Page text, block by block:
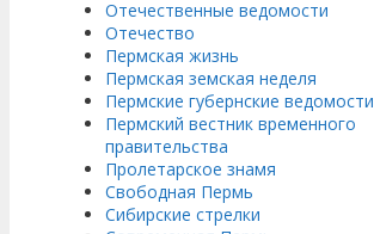
Отечественные ведомости
Отечество
Пермская жизнь
Пермская земская неделя
Пермские губернские ведомости
Пермский вестник временного
правительства
Пролетарское знамя
Свободная Пермь
Сибирские стрелки